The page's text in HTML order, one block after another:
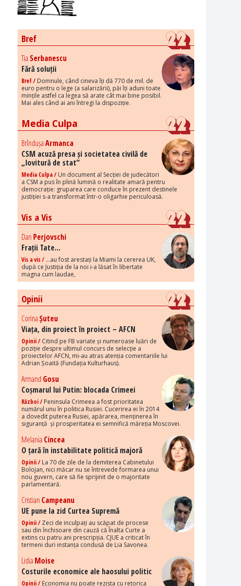
Bref
Tia Serbanescu
Fără soluții
Bref / Domnule, când cineva îți dă 770 de mil. de
euro pentru o lege (a salarizării), păi îți aduni toate
mințile astfel ca legea să arate cât mai bine posibil.
Mai ales când ai ani întregi la dispoziție.
Media Culpa
BrîndușaArmanca
CSM acuză presa și societatea civilă de
„lovitură de stat”
Media Culpa / Un document al Secției de judecători
a CSM a pus în plină lumină o realitate amară pentru
democrație: gruparea care conduce în prezent destinele
justiției s-a transformat într-o oligarhie periculoasă.
Vis a Vis
Dan Perjovschi
Frații Tate...
Vis a vis / ...au fost arestați la Miami la cererea UK,
după ce Justiția de la noi i-a lăsat în libertate
magna cum laudae,
Opinii
CorinaȘuteu
Viața, din proiect în proiect – AFCN
Opinii / Citind pe FB variate și numeroase luări de
poziție despre ultimul concurs de selecție a
proiectelor AFCN, mi-au atras atenția comentariile lui
Adrian Șoaită (Fundația Kulturhaus).
Armand Gosu
Coșmarul lui Putin: blocada Crimeei
Război / Peninsula Crimeea a fost prioritatea
numărul unu în politica Rusiei. Cucerirea ei în 2014
a dovedit puterea Rusiei, apărarea, menținerea în
siguranță și prosperitatea ei semnifică măreția Moscovei.
Melania Cincea
O țară în instabilitate politică majoră
Opinii / La 70 de zile de la demiterea Cabinetului
Bolojan, nici măcar nu se întrevede formarea unui
nou guvern, care să fie sprijinit de o majoritate
parlamentară.
Cristian Campeanu
UE pune la zid Curtea Supremă
Opinii / Zeci de inculpați au scăpat de procese
sau din închisoare din cauză că Înalta Curte a
extins cu patru ani prescripția. CJUE a criticat în
termeni duri instanța condusă de Lia Savonea.
Lidia Moise
Costurile economice ale haosului politic
Opinii / Economia nu poate rezista cu retorica